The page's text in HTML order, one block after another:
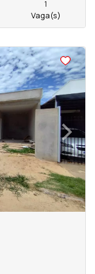
1
Vaga(s)
›
Next